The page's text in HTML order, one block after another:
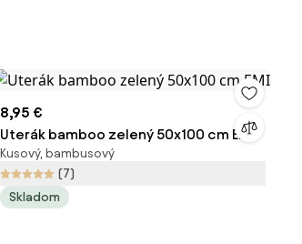
8,95 €
Uterák bamboo zelený 50x100 cm EMI
Kusový, bambusový
(7)
Skladom